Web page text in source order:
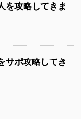
を攻略してきま
サポ攻略してき